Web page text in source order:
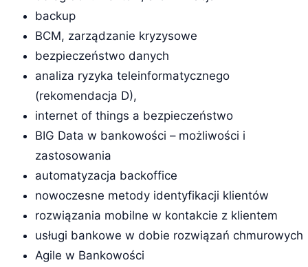
backup
BCM, zarządzanie kryzysowe
bezpieczeństwo danych
analiza ryzyka teleinformatycznego
(rekomendacja D),
internet of things a bezpieczeństwo
BIG Data w bankowości – możliwości i
zastosowania
automatyzacja backoffice
nowoczesne metody identyfikacji klientów
rozwiązania mobilne w kontakcie z klientem
usługi bankowe w dobie rozwiązań chmurowych
Agile w Bankowości